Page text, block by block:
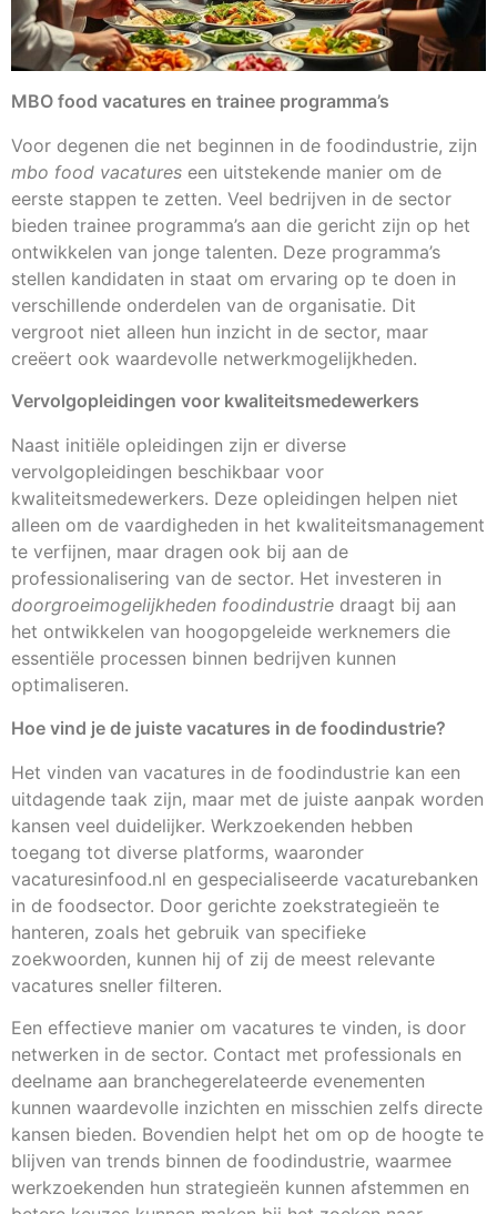
MBO food vacatures en trainee programma’s
Voor degenen die net beginnen in de foodindustrie, zijn
mbo food vacatures een uitstekende manier om de
eerste stappen te zetten. Veel bedrijven in de sector
bieden trainee programma’s aan die gericht zijn op het
ontwikkelen van jonge talenten. Deze programma’s
stellen kandidaten in staat om ervaring op te doen in
verschillende onderdelen van de organisatie. Dit
vergroot niet alleen hun inzicht in de sector, maar
creëert ook waardevolle netwerkmogelijkheden.
Vervolgopleidingen voor kwaliteitsmedewerkers
Naast initiële opleidingen zijn er diverse
vervolgopleidingen beschikbaar voor
kwaliteitsmedewerkers. Deze opleidingen helpen niet
alleen om de vaardigheden in het kwaliteitsmanagement
te verfijnen, maar dragen ook bij aan de
professionalisering van de sector. Het investeren in
doorgroeimogelijkheden foodindustrie draagt bij aan
het ontwikkelen van hoogopgeleide werknemers die
essentiële processen binnen bedrijven kunnen
optimaliseren.
Hoe vind je de juiste vacatures in de foodindustrie?
Het vinden van vacatures in de foodindustrie kan een
uitdagende taak zijn, maar met de juiste aanpak worden
kansen veel duidelijker. Werkzoekenden hebben
toegang tot diverse platforms, waaronder
vacaturesinfood.nl en gespecialiseerde vacaturebanken
in de foodsector. Door gerichte zoekstrategieën te
hanteren, zoals het gebruik van specifieke
zoekwoorden, kunnen hij of zij de meest relevante
vacatures sneller filteren.
Een effectieve manier om vacatures te vinden, is door
netwerken in de sector. Contact met professionals en
deelname aan branchegerelateerde evenementen
kunnen waardevolle inzichten en misschien zelfs directe
kansen bieden. Bovendien helpt het om op de hoogte te
blijven van trends binnen de foodindustrie, waarmee
werkzoekenden hun strategieën kunnen afstemmen en